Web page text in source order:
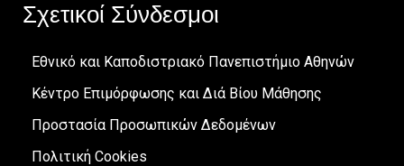
Σχετικοί Σύνδεσμοι
Εθνικό και Καποδιστριακό Πανεπιστήμιο Αθηνών
Κέντρο Επιμόρφωσης και Διά Βίου Μάθησης
Προστασία Προσωπικών Δεδομένων
Πολιτική Cookies